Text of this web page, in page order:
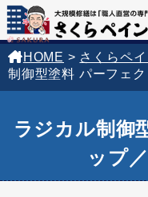
HOME > さくらペ
制御型塗料 パーフェ
ラジカル制御
ップ